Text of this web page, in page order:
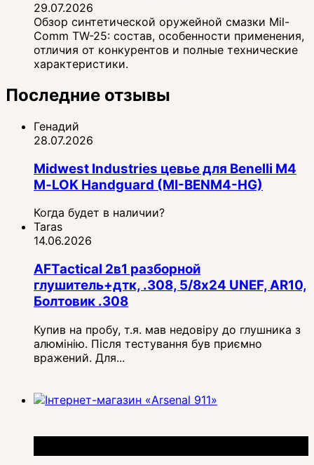
29.07.2026
Обзор синтетической оружейной смазки Mil-
Comm TW-25: состав, особенности применения,
отличия от конкурентов и полные технические
характеристики.
Последние отзывы
Генадий
28.07.2026
Midwest Industries цевье для Benelli M4
M‑LOK Handguard (MI-BENM4-HG)
Когда будет в наличии?
Taras
14.06.2026
AFTactical 2в1 разборной
глушитель+дтк, .308, 5/8x24 UNEF, AR10,
Болтовик .308
Купив на пробу, т.я. мав недовіру до глушника з
алюмінію. Після тестування був приємно
вражений. Для...